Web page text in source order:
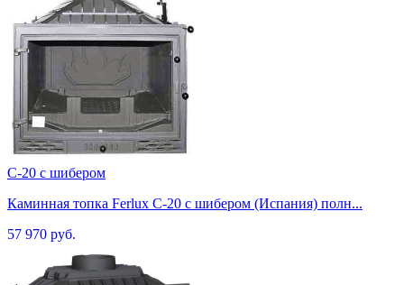
C-20 с шибером
Каминная топка Ferlux C-20 с шибером (Испания) полн...
57 970 руб.